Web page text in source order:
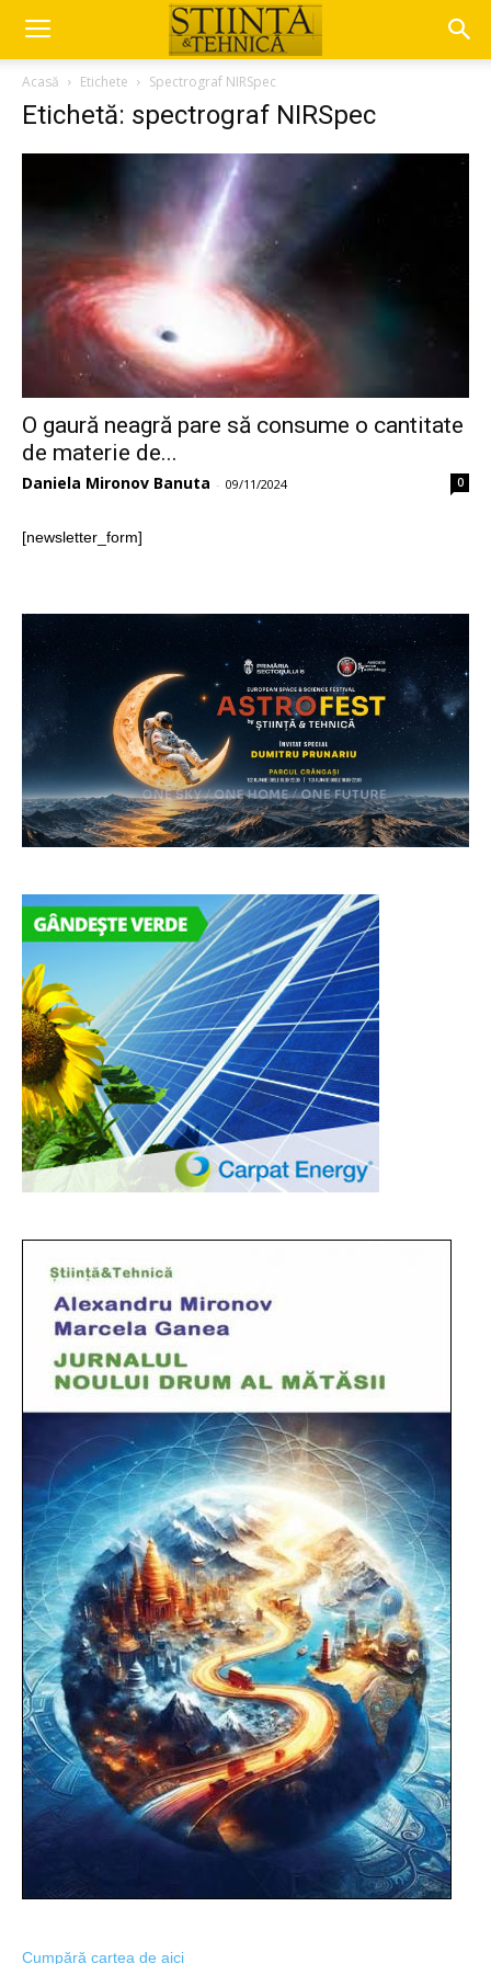
Acasă Etichete Spectrograf NIRSpec
Etichetă: spectrograf NIRSpec
O gaură neagră pare să consume o cantitate
de materie de...
Daniela Mironov Banuta - 09/11/2024 0
[newsletter_form]
Cumpără cartea de aici